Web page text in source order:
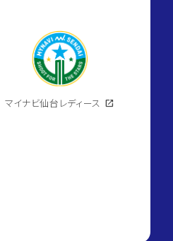
マイナビ仙台レディース open_in_new